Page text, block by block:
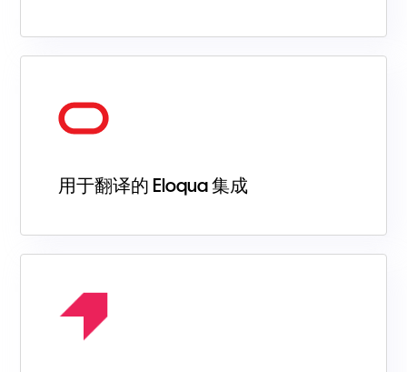
用于翻译的 Eloqua 集成